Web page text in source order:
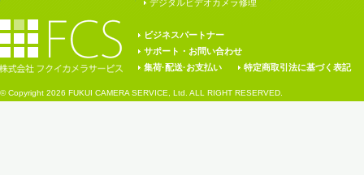
デジタルビデオカメラ修理
ビジネスパートナー
サポート・お問い合わせ
集荷·配送·お支払い
特定商取引法に基づく表記
© Copyright 2026 FUKUI CAMERA SERVICE, Ltd. ALL RIGHT RESERVED.